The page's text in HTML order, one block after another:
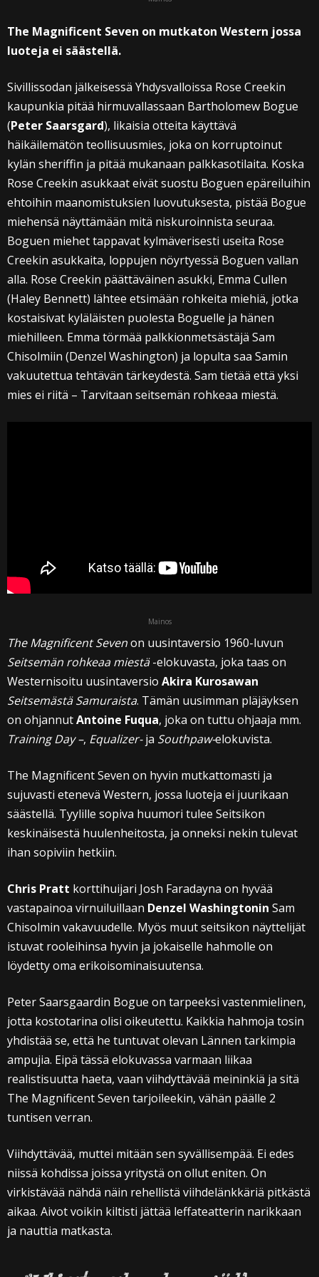
The Magnificent Seven on mutkaton Western jossa
luoteja ei säästellä.
Sivillissodan jälkeisessä Yhdysvalloissa Rose Creekin
kaupunkia pitää hirmuvallassaan Bartholomew Bogue
(Peter Saarsgard), likaisia otteita käyttävä
häikäilemätön teollisuusmies, joka on korruptoinut
kylän sheriffin ja pitää mukanaan palkkasotilaita. Koska
Rose Creekin asukkaat eivät suostu Boguen epäreiluihin
ehtoihin maanomistuksien luovutuksesta, pistää Bogue
miehensä näyttämään mitä niskuroinnista seuraa.
Boguen miehet tappavat kylmäverisesti useita Rose
Creekin asukkaita, loppujen nöyrtyessä Boguen vallan
alla. Rose Creekin päättäväinen asukki, Emma Cullen
(Haley Bennett) lähtee etsimään rohkeita miehiä, jotka
kostaisivat kyläläisten puolesta Boguelle ja hänen
miehilleen. Emma törmää palkkionmetsästäjä Sam
Chisolmiin (Denzel Washington) ja lopulta saa Samin
vakuutettua tehtävän tärkeydestä. Sam tietää että yksi
mies ei riitä – Tarvitaan seitsemän rohkeaa miestä.
Mainos
The Magnificent Sevenon uusintaversio 1960-luvun
Seitsemän rohkeaa miestä-elokuvasta, joka taas on
Westernisoitu uusintaversio Akira Kurosawan
Seitsemästä Samuraista. Tämän uusimman pläjäyksen
on ohjannutAntoine Fuqua, joka on tuttu ohjaaja mm.
Training Day –, Equalizer-ja Southpaw-elokuvista.
The Magnificent Seven on hyvin mutkattomasti ja
sujuvasti etenevä Western, jossa luoteja ei juurikaan
säästellä. Tyylille sopiva huumori tulee Seitsikon
keskinäisestä huulenheitosta, ja onneksi nekin tulevat
ihan sopiviin hetkiin.
Chris Pratt korttihuijari Josh Faradayna on hyvää
vastapainoa virnuiluillaan Denzel Washingtonin Sam
Chisolmin vakavuudelle. Myös muut seitsikon näyttelijät
istuvat rooleihinsa hyvin ja jokaiselle hahmolle on
löydetty oma erikoisominaisuutensa.
Peter Saarsgaardin Bogue on tarpeeksi vastenmielinen,
jotta kostotarina olisi oikeutettu. Kaikkia hahmoja tosin
yhdistää se, että he tuntuvat olevan Lännen tarkimpia
ampujia. Eipä tässä elokuvassa varmaan liikaa
realistisuutta haeta, vaan viihdyttävää meininkiä ja sitä
The Magnificent Seven tarjoileekin, vähän päälle 2
tuntisen verran.
Viihdyttävää, muttei mitään sen syvällisempää. Ei edes
niissä kohdissa joissa yritystä on ollut eniten. On
virkistävää nähdä näin rehellistä viihdelänkkäriä pitkästä
aikaa. Aivot voikin kiltisti jättää leffateatterin narikkaan
ja nauttia matkasta.